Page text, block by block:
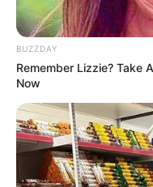
BUZZDAY
Remember Lizzie? Take
Now